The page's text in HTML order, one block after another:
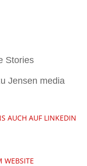
Stories
Jensen media
AUCH AUF LINKEDIN
WEBSITE